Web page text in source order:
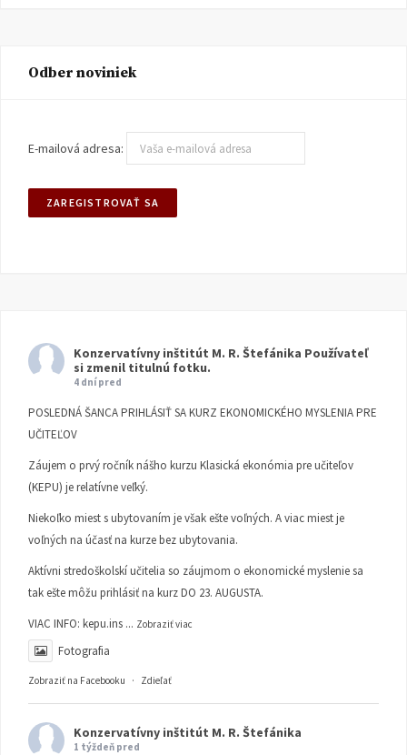
Odber noviniek
E-mailová adresa:
Konzervatívny inštitút M. R. Štefánika Používateľ
si zmenil titulnú fotku.
4 dní pred
POSLEDNÁ ŠANCA PRIHLÁSIŤ SA KURZ EKONOMICKÉHO MYSLENIA PRE
UČITEĽOV
Záujem o prvý ročník nášho kurzu Klasická ekonómia pre učiteľov
(KEPU) je relatívne veľký.
Niekoľko miest s ubytovaním je však ešte voľných. A viac miest je
voľných na účasť na kurze bez ubytovania.
Aktívni stredoškolskí učitelia so záujmom o ekonomické myslenie sa
tak ešte môžu prihlásiť na kurz DO 23. AUGUSTA.
VIAC INFO: kepu.ins ... Zobraziť viac
Fotografia
Zobraziť na Facebooku · Zdieľať
Konzervatívny inštitút M. R. Štefánika
1 týždeň pred